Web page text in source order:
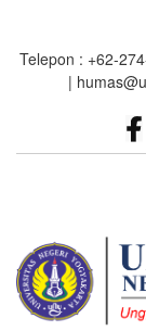
main
Telepon : +62-
|
0%